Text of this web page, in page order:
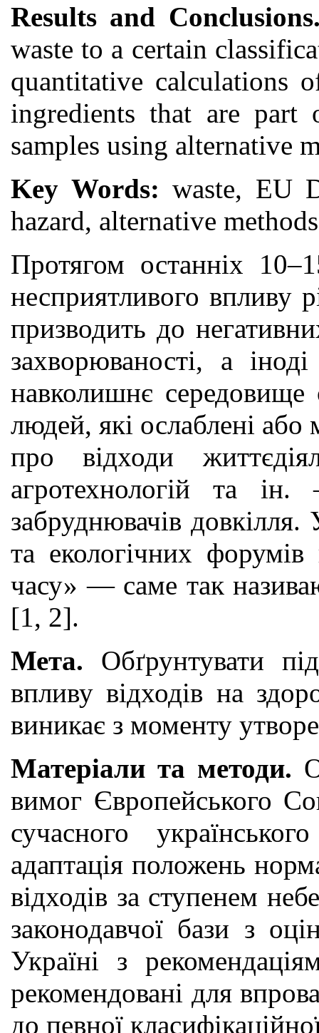
Results and
waste to a certain
quantitative calculations
ingredients that are
samples using alternative
Key Words: waste, EU
hazard, alternative
Протягом останніх
несприятливого впливу
призводить до
захворюваності, а
навколишнє середовище
людей, які ослаблені
про відходи
агротехнологій та
забруднювачів
та екологічних
часу» — саме так
[1, 2].
Мета. Обґрунтувати
впливу відходів на
виникає з моменту
Матеріали та методи.
вимог Європейського
сучасного
адаптація положень
відходів за ступенем
законодавчої бази з
Україні з
рекомендовані для
до певної